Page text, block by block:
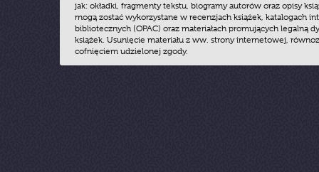
jak: okładki, fragmenty tekstu, biogramy autorów oraz opisy
mogą zostać wykorzystane w recenzjach książek, katalogach
bibliotecznych (OPAC) oraz materiałach promujących legalną
książek. Usunięcie materiału z ww. strony internetowej,
cofnięciem udzielonej zgody.